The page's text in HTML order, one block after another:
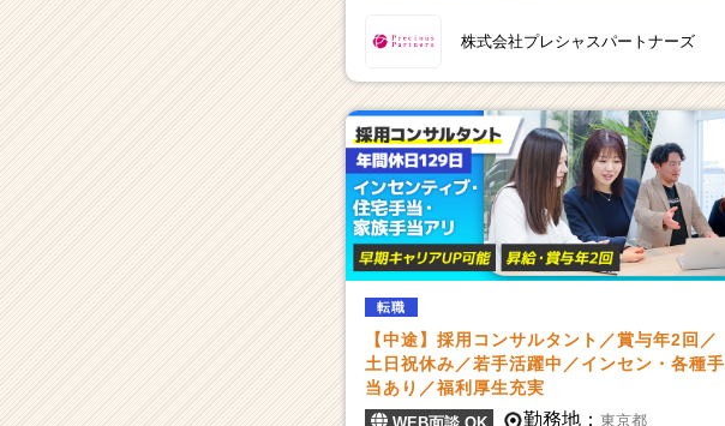
株式会社プレシャスパートナーズ
転職
【中途】採用コンサルタント／賞与年2回／
土日祝休み／若手活躍中／インセン・各種手
当あり／福利厚生充実
WEB面談 OK 勤務地：東京都